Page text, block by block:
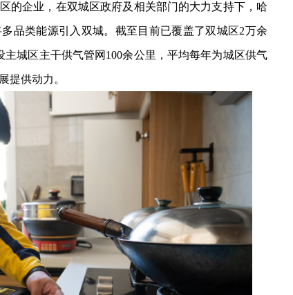
的企业，在双城区政府及相关部门的大力支持下，哈
品类能源引入双城。截至目前已覆盖了双城区2万余
主城区主干供气管网100余公里，平均每年为城区供气
提供动力。